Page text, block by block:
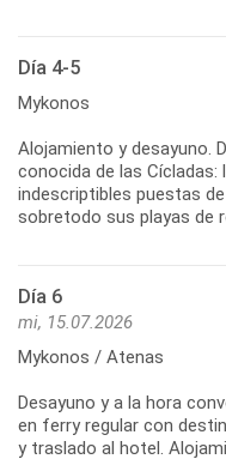
Día 4-5
Mykonos
Alojamiento y desayuno.
conocida de las Cícladas:
indescriptibles puestas
sobretodo sus playas de
Día 6
mi, 15.07.2026
Mykonos / Atenas
Desayuno y a la hora
en ferry regular con
y traslado al hotel.